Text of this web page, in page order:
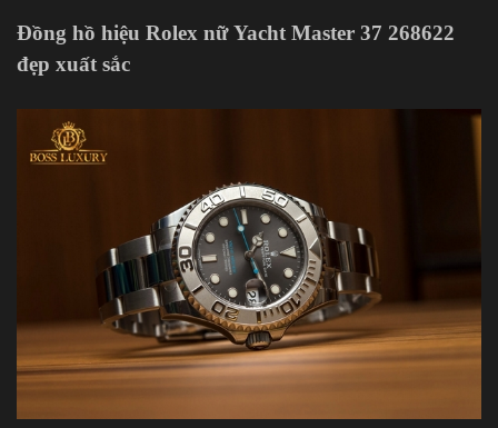
Đồng hồ hiệu Rolex nữ Yacht Master 37 268622
đẹp xuất sắc